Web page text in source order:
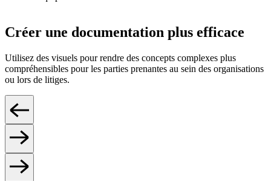
Créer une documentation plus efficace
Utilisez des visuels pour rendre des concepts complexes plus
compréhensibles pour les parties prenantes au sein des organisations
ou lors de litiges.